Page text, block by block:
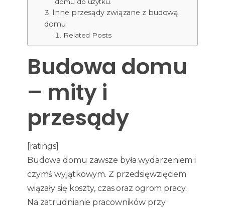
Inne przesądy związane z budową
domu
Related Posts
Budowa domu
– mity i
przesądy
[ratings]
Budowa domu zawsze była wydarzeniem i
czymś wyjątkowym. Z przedsięwzięciem
wiązały się koszty, czas oraz ogrom pracy.
Na zatrudnianie pracowników przy